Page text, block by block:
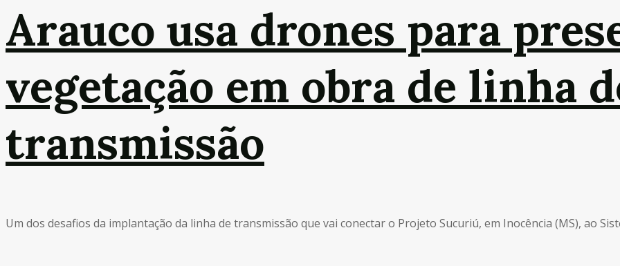
Arauco usa drones para
vegetação em obra de linha
transmissão
Um dos desafios da implantação da linha de transmissão que vai conectar o Projeto Sucuriú, em Inocência (MS), ao